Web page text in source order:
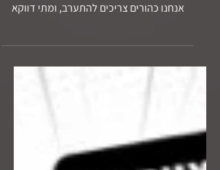
אנחנו כהורים צריכים להתערב, ומתי דווקא
כשילד לוקח על עצמו אחריות שלא שייכת לו?